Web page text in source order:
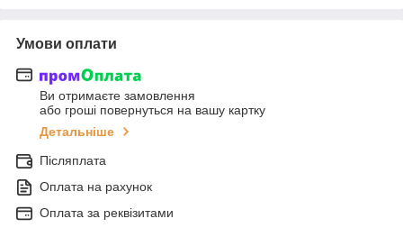
Умови оплати
Ви отримаєте замовлення
або гроші повернуться на вашу картку
Детальніше
Післяплата
Оплата на рахунок
Оплата за реквізитами